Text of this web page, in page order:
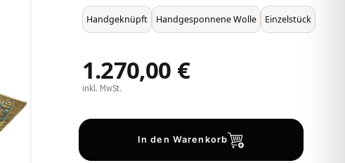
Handgeknüpft Handgesponnene Wolle Einzelstück
1.270,00 €
inkl. MwSt.
In den Warenkorb